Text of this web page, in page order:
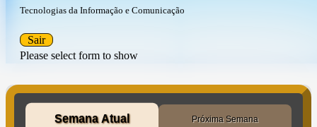
Tecnologias da Informação e Comunicação
Please select form to show
Sair
Semana Atual Próxima Semana